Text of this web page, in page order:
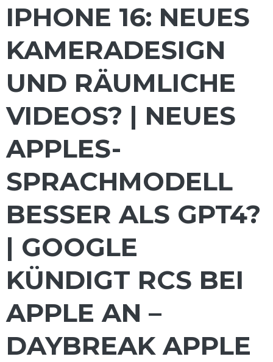
IPHONE 16: NEUES
KAMERADESIGN
UND RÄUMLICHE
VIDEOS? | NEUES
APPLES-
SPRACHMODELL
BESSER ALS GPT4?
| GOOGLE
KÜNDIGT RCS BEI
APPLE AN –
DAYBREAK APPLE